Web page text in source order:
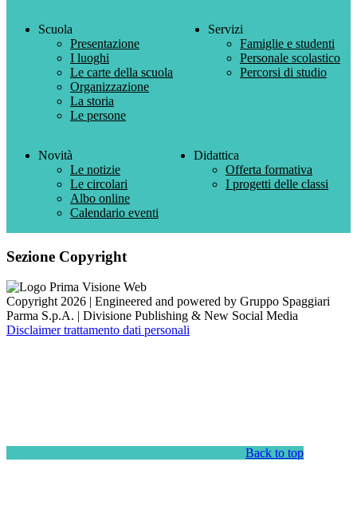
Scuola
Presentazione
I luoghi
Le carte della scuola
Organizzazione
La storia
Le persone
Servizi
Famiglie e studenti
Personale scolastico
Percorsi di studio
Novità
Le notizie
Le circolari
Albo online
Calendario eventi
Didattica
Offerta formativa
I progetti delle classi
Sezione Copyright
Copyright 2026 | Engineered and powered by Gruppo Spaggiari
Parma S.p.A. | Divisione Publishing & New Social Media
Disclaimer trattamento dati personali
Back to top